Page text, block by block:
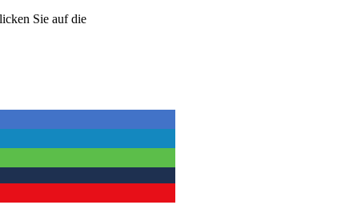
Sie auf die